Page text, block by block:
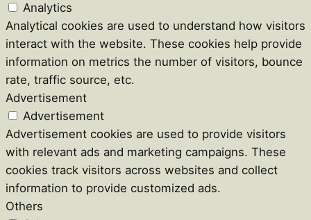
Analytics
Analytical cookies are used to understand how visitors
interact with the website. These cookies help provide
information on metrics the number of visitors, bounce
rate, traffic source, etc.
Advertisement
Advertisement
Advertisement cookies are used to provide visitors
with relevant ads and marketing campaigns. These
cookies track visitors across websites and collect
information to provide customized ads.
Others